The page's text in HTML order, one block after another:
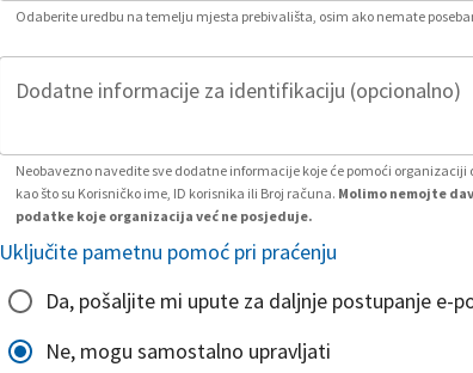
Odaberite uredbu na temelju mjesta prebivališta, osim ako nemate
Dodatne informacije za identifikaciju (opcionalno)
Neobavezno navedite sve dodatne informacije koje će pomoći
kao što su Korisničko ime, ID korisnika ili Broj računa. Molimo nemojte
podatke koje organizacija već ne posjeduje.
Uključite pametnu pomoć pri praćenju
Da, pošaljite mi upute za daljnje postupanje e-
Ne, mogu samostalno upravljati